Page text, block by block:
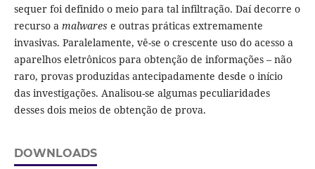
sequer foi definido o meio para tal infiltração. Daí decorre o
recurso a malwares e outras práticas extremamente
invasivas. Paralelamente, vê-se o crescente uso do acesso a
aparelhos eletrônicos para obtenção de informações – não
raro, provas produzidas antecipadamente desde o início
das investigações. Analisou-se algumas peculiaridades
desses dois meios de obtenção de prova.
DOWNLOADS